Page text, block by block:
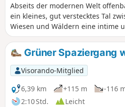
Abseits der modernen Welt
ein kleines, gut verstecktes Tal
Wiesen und Wäldern eine intime
authentische Normandie mit
Bäumen, Hohlwegen, frischen
typischen Strohdachhäusern und
hügeligen Landschaften. Diese
nicht markiert, daher der Name
„geheimer Spaziergang”:
Geolokalisierung wird daher
Grüner Spaziergang
Visorando-Mitglied
6,39 km
+115 m
-116
2:10 Std.
Leicht